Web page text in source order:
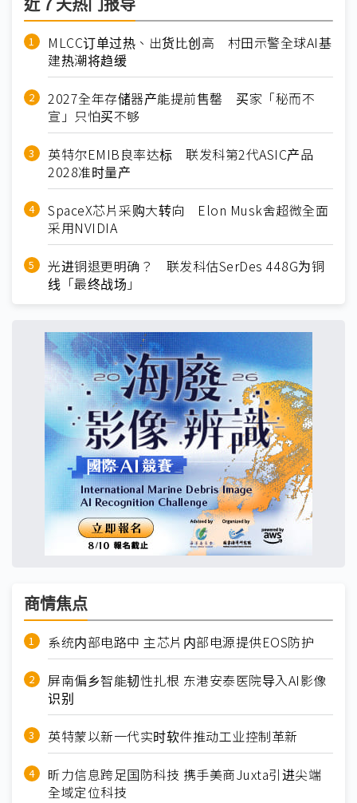
近７天热门报导
MLCC订单过热、出货比创高 村田示警全球AI基
建热潮将趋缓
2027全年存储器产能提前售罄 买家「秘而不
宣」只怕买不够
英特尔EMIB良率达标 联发科第2代ASIC产品
2028准时量产
SpaceX芯片采购大转向 Elon Musk舍超微全面
采用NVIDIA
光进铜退更明确？ 联发科估SerDes 448G为铜
线「最终战场」
商情焦点
系统内部电路中 主芯片内部电源提供EOS防护
屏南偏乡智能韧性扎根 东港安泰医院导入AI影像
识别
英特蒙以新一代实时软件推动工业控制革新
昕力信息跨足国防科技 携手美商Juxta引进尖端
全域定位科技